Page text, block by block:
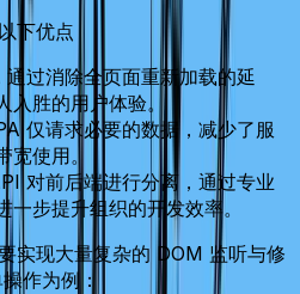
下优点
通过消除全页面重新加载的延
入胜的用户体验。
仅请求必要的数据，减少了服
使用。
对前后端进行分离，通过专业
步提升组织的开发效率。
实现大量复杂的 DOM 监听与修
作为例：